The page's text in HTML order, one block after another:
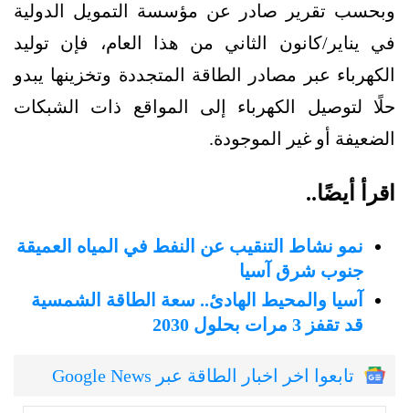
وبحسب تقرير صادر عن مؤسسة التمويل الدولية
في يناير/كانون الثاني من هذا العام، فإن توليد
الكهرباء عبر مصادر الطاقة المتجددة وتخزينها يبدو
حلًا لتوصيل الكهرباء إلى المواقع ذات الشبكات
الضعيفة أو غير الموجودة.
قرأ أيضًا..
نمو نشاط التنقيب عن النفط في المياه العميقة
جنوب شرق آسيا
آسيا والمحيط الهادئ.. سعة الطاقة الشمسية
قد تقفز 3 مرات بحلول 2030
تابعوا اخر اخبار الطاقة عبر Google News